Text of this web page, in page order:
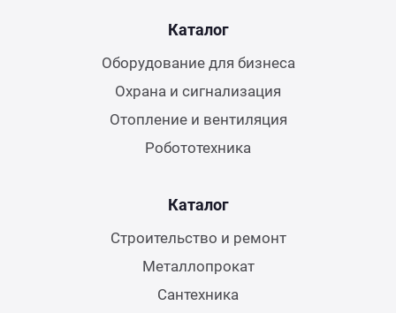
Каталог
Оборудование для бизнеса
Охрана и сигнализация
Отопление и вентиляция
Робототехника
Каталог
Строительство и ремонт
Металлопрокат
Сантехника